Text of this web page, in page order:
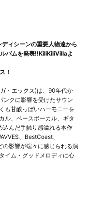
ィシーンの重要人物達から
バムを発表‼︎KiliKiliVillaよ
！
・エックス)は、90年代か
ンクに影響を受けたサウン
も甘酸っぱいハーモニーを
ル、ベースボーカル、ギタ
込んだ手触り感溢れる本作
、BestCoast、
影響が端々に感じられる演
イム・グッドメロディに心